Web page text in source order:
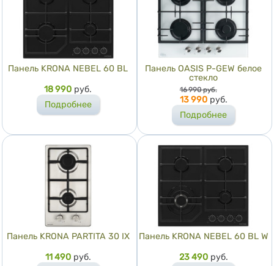
Панель KRONA NEBEL 60 BL
Цена
18 990 руб.
Подробнее
Панель OASIS P-GEW белое
стекло
Цена
16 990 руб.
13 990 руб.
Подробнее
Панель KRONA PARTITA 30 IX
Цена
11 490 руб.
Панель KRONA NEBEL 60 BL W
Цена
23 490 руб.